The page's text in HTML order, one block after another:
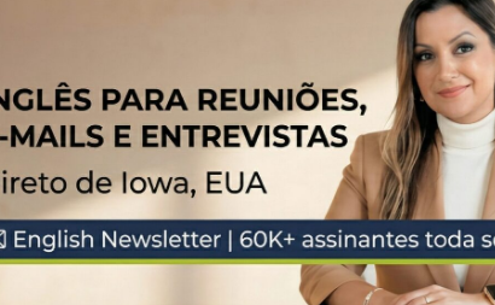
LIVES GRATUITAS
#INGLÊS7EM7 – THANK YOU JORNADA DO
EM BREVE